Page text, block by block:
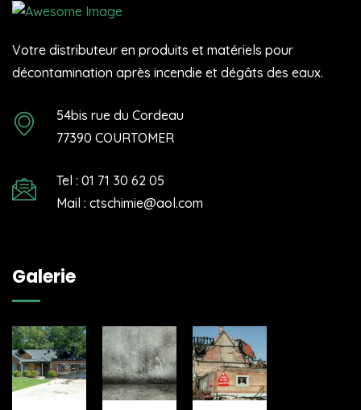
Votre distributeur en produits et matériels pour
décontamination après incendie et dégâts des eaux.
54bis rue du Cordeau
77390 COURTOMER
Tel : 01 71 30 62 05
Mail : ctschimie@aol.com
Galerie